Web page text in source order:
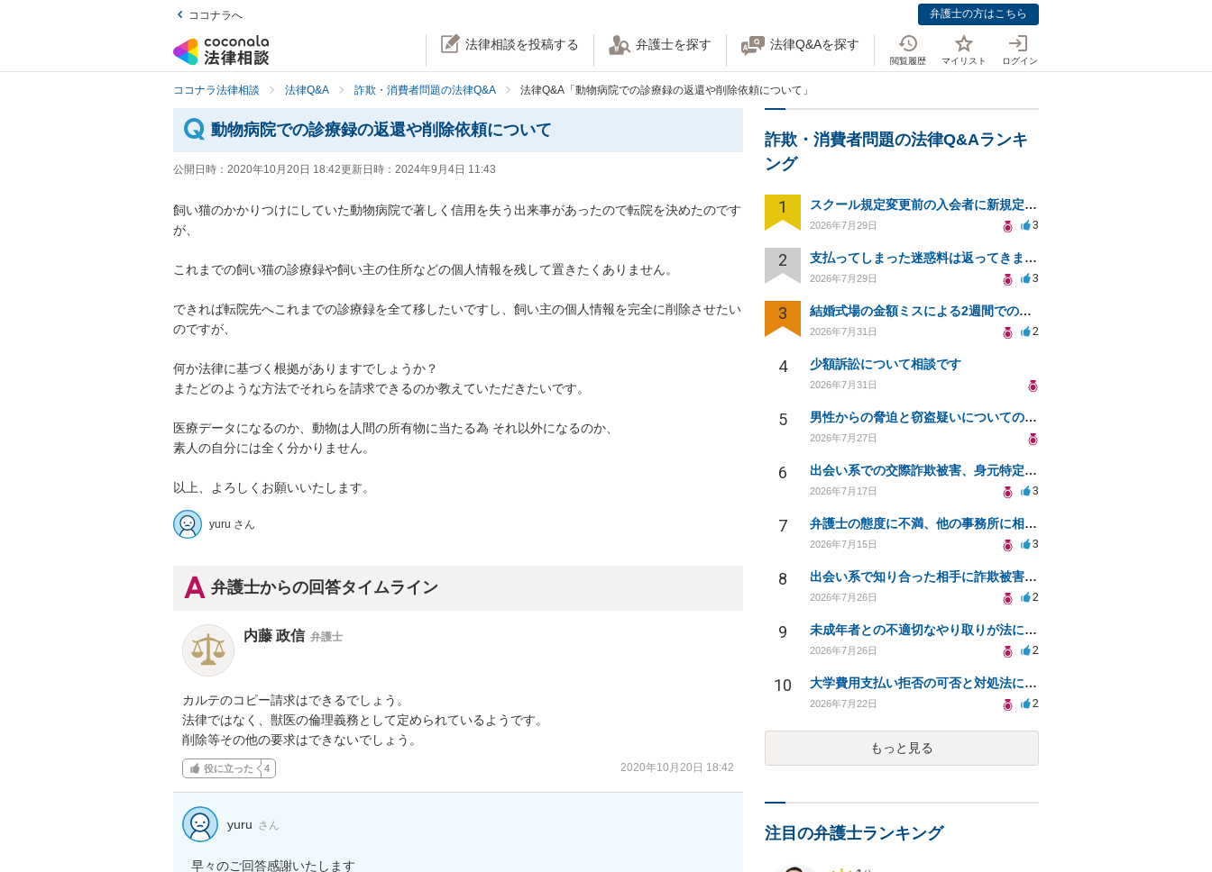
ココナラへ 弁護士の方はこちら
法律相談を投稿する 弁護士を探す 法律Q&Aを探す
閲覧履歴 マイリスト ログイン
ココナラ法律相談 法律Q&A 詐欺・消費者問題の法律Q&A 法律Q&A「動物病院での診療録の返還や削除依頼について」
動物病院での診療録の返還や削除依頼について
公開日時： 2020年10月20日 18:42更新日時： 2024年9月4日 11:43
飼い猫のかかりつけにしていた動物病院で著しく信用を失う出来事があったので転院を決めたのです
が、
これまでの飼い猫の診療録や飼い主の住所などの個人情報を残して置きたくありません。
できれば転院先へこれまでの診療録を全て移したいですし、飼い主の個人情報を完全に削除させたい
のですが、
何か法律に基づく根拠がありますでしょうか？
またどのような方法でそれらを請求できるのか教えていただきたいです。
医療データになるのか、動物は人間の所有物に当たる為 それ以外になるのか、
素人の自分には全く分かりません。
以上、よろしくお願いいたします。
yuru さん
弁護士からの回答タイムライン
内藤 政信 弁護士
カルテのコピー請求はできるでしょう。
法律ではなく、獣医の倫理義務として定められているようです。
削除等その他の要求はできないでしょう。
役に立った 4 2020年10月20日 18:42
yuru さん
早々のご回答感謝いたします
詐欺・消費者問題の法律Q&Aランキ
ング
1 スクール規定変更前の入会者に新規定は適用されるのか
2026年7月29日 3
2 支払ってしまった迷惑料は返ってきますか？
2026年7月29日 3
3 結婚式場の金額ミスによる2週間での解約。キャンセル料10万円の免除は可能か。
2026年7月31日 2
4 少額訴訟について相談です
2026年7月31日
5 男性からの脅迫と窃盗疑いについての法的対処法
2026年7月27日
6 出会い系での交際詐欺被害、身元特定と返金請求の方法は？
2026年7月17日 3
7 弁護士の態度に不満、他の事務所に相談すべきか？
2026年7月15日 3
8 出会い系で知り合った相手に詐欺被害、免許証の悪用リスクと対策。
2026年7月26日 2
9 未成年者との不適切なやり取りが法に触れる可能性と対処法
2026年7月26日 2
10 大学費用支払い拒否の可否と対処法について知りたい
2026年7月22日 2
もっと見る
注目の弁護士ランキング